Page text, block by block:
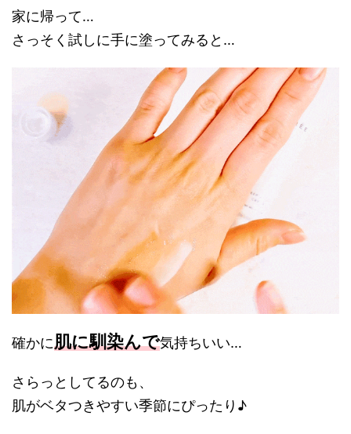
家に帰って…
さっそく試しに手に塗ってみると…
確かに肌に馴染んで気持ちいい…
さらっとしてるのも、
肌がベタつきやすい季節にぴったり♪